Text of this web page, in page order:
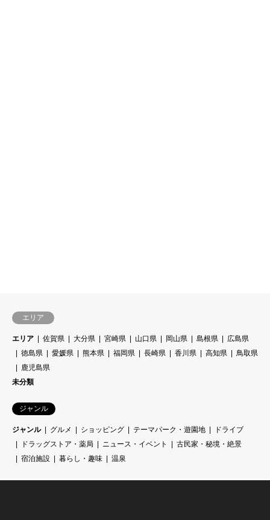
エリア
エリア 佐賀県 大分県 宮崎県 山口県 岡山県 島根県
広島県
徳島県
愛媛県 熊本県 福岡県 長崎県 香川県 高知県
鳥取県
鹿児島県
未分類
ジャンル
ジャンル グルメ ショッピング テーマパーク・遊園地
ドライブ
ドラッグストア・薬局
ニュース・イベント
古民家・秘境・絶景
宿泊施設
暮らし・趣味 温泉